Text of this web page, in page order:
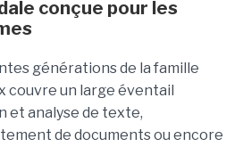
conçue pour les
générations de la famille
couvre un large éventail
et analyse de texte,
de documents ou encore